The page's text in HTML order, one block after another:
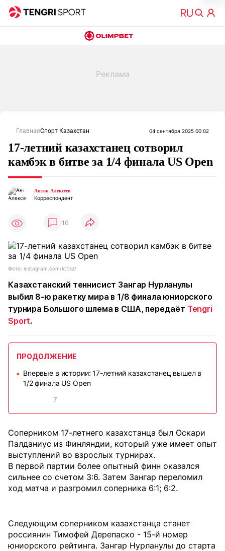
ГлавнаяСпорт Казахстан 04 сентября 2025 00:02
17-летний казахстанец сотворил
камбэк в битве за 1/4 финала US Open
Антон Алексеев
Корреспондент
10
Фото: instagram.com/ktf.kz/
Казахстанский теннисист Зангар Нурланулы
выбил 8-ю ракетку мира в 1/8 финала юниорского
турнира Большого шлема в США, передаёт Tengri
Sport.
ПРОДОЛЖЕНИЕ
■
Впервые в истории: 17-летний казахстанец вышел в
1/2 финала US Open
7
Соперником 17-летнего казахстанца был Оскари
Палданиус из Финляндии, который уже имеет опыт
выступлений во взрослых турнирах.
В первой партии более опытный финн оказался
сильнее со счетом 3:6. Затем Зангар переломил
ход матча и разгромил соперника 6:1; 6:2.
Следующим соперником казахстанца станет
россиянин Тимофей Дерепаско - 15-й номер
юниорского рейтинга. Зангар Нурланулы до старта